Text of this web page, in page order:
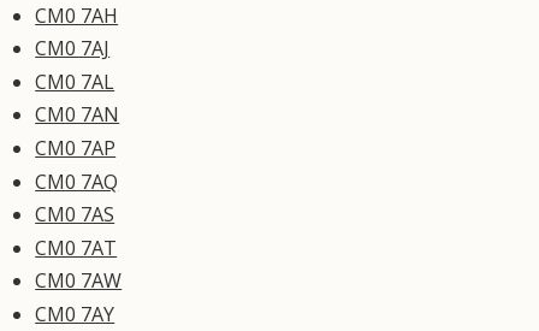
CM0 7AH
CM0 7AJ
CM0 7AL
CM0 7AN
CM0 7AP
CM0 7AQ
CM0 7AS
CM0 7AT
CM0 7AW
CM0 7AY